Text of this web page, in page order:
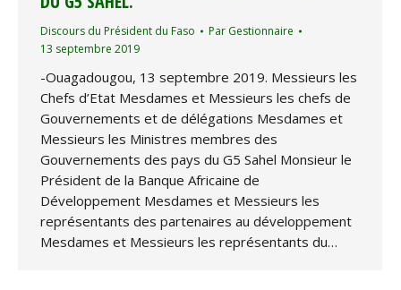
Discours du Président du Faso Par Gestionnaire
13 septembre 2019
-Ouagadougou, 13 septembre 2019. Messieurs les
Chefs d’Etat Mesdames et Messieurs les chefs de
Gouvernements et de délégations Mesdames et
Messieurs les Ministres membres des
Gouvernements des pays du G5 Sahel Monsieur le
Président de la Banque Africaine de
Développement Mesdames et Messieurs les
représentants des partenaires au développement
Mesdames et Messieurs les représentants du…